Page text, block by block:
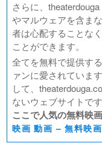
さらに、
やマルウェアを含ま
者は心配することな
ことができます。
全てを無料で提供す
ァンに愛されていま
して、
ないウェブサイトです
ここで人気の無料映
映画 動画 – 無料映画